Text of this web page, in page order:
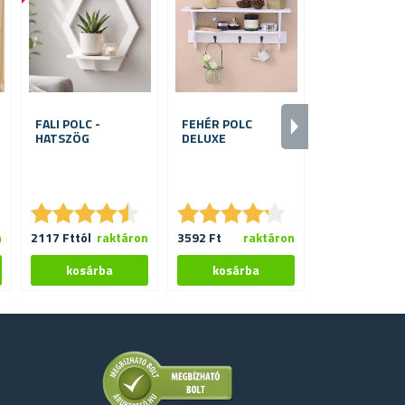
FALI POLC -
HATSZÖG
★★★★★
★★★★★
2117 Fttól raktáron
FEHÉR POLC
DELUXE
★★★★★
★★★★★
3592 Ft raktáron